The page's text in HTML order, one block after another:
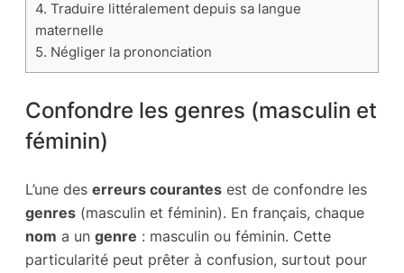
4. Traduire littéralement depuis sa langue
maternelle
5. Négliger la prononciation
Confondre les genres (masculin et
féminin)
L’une des erreurs courantes est de confondre les
genres (masculin et féminin). En français, chaque
nom a un genre : masculin ou féminin. Cette
particularité peut prêter à confusion, surtout pour